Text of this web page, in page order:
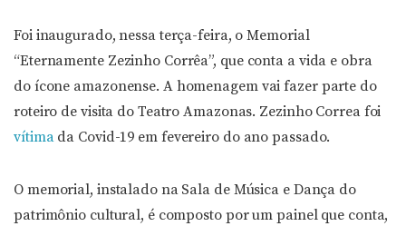
Foi inaugurado, nessa terça-feira, o Memorial
“Eternamente Zezinho Corrêa”, que conta a vida e obra
do ícone amazonense. A homenagem vai fazer parte do
roteiro de visita do Teatro Amazonas. Zezinho Correa foi
vítimada Covid-19 em fevereiro do ano passado.
O memorial, instalado na Sala de Música e Dança do
patrimônio cultural, é composto por um painel que conta,